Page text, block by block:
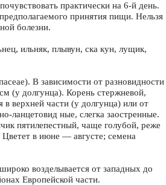
практически на 6-й день.
принятия пищи. Нельзя
болезни.
ильняк, плывун, ска­ кун, лущик,
В зависимости от разновидности
(у долгунца). Корень стержневой,
верхней части (у долгунца) или от
ланцетовид­ ные, слегка заостренные.
пятилепестный, чаще голубой, реже
в июне — августе; семена
возделывается от западных до
Европейской части.